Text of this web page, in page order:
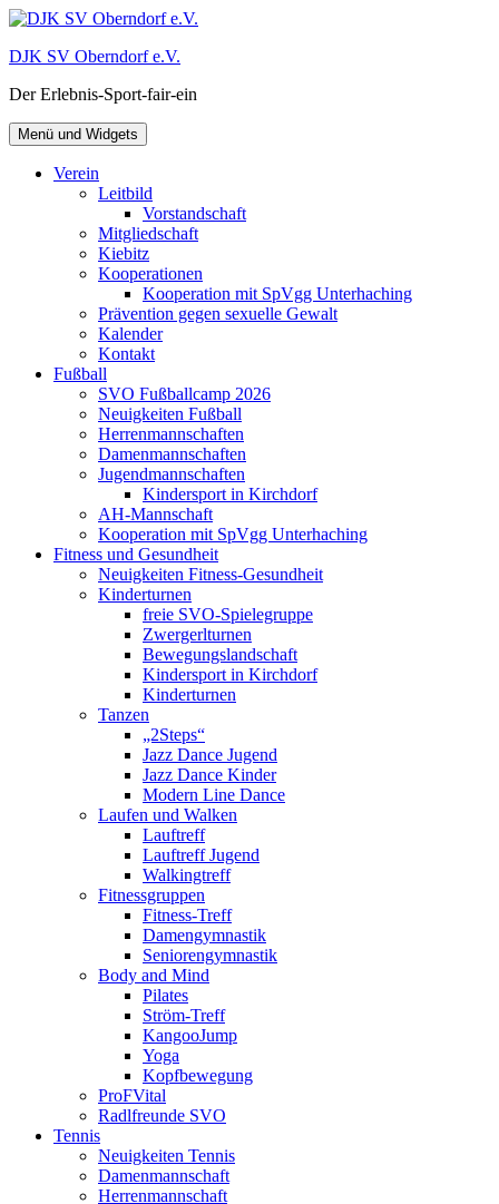
Zum
springen
DJK SV Oberndorf e.V.
Der Erlebnis-Sport-fair-ein
Menü und Widgets
Verein
Leitbild
Vorstandschaft
Mitgliedschaft
Kiebitz
Kooperationen
Kooperation mit SpVgg Unterhaching
Prävention gegen sexuelle Gewalt
Kalender
Kontakt
Fußball
SVO Fußballcamp 2026
Neuigkeiten Fußball
Herrenmannschaften
Damenmannschaften
Jugendmannschaften
Kindersport in Kirchdorf
AH-Mannschaft
Kooperation mit SpVgg Unterhaching
Fitness und Gesundheit
Neuigkeiten Fitness-Gesundheit
Kinderturnen
freie SVO-Spielegruppe
Zwergerlturnen
Bewegungslandschaft
Kindersport in Kirchdorf
Kinderturnen
Tanzen
„2Steps“
Jazz Dance Jugend
Jazz Dance Kinder
Modern Line Dance
Laufen und Walken
Lauftreff
Lauftreff Jugend
Walkingtreff
Fitnessgruppen
Fitness-Treff
Damengymnastik
Seniorengymnastik
Body and Mind
Pilates
Ström-Treff
KangooJump
Yoga
Kopfbewegung
ProFVital
Radlfreunde SVO
Tennis
Neuigkeiten Tennis
Damenmannschaft
Herrenmannschaft